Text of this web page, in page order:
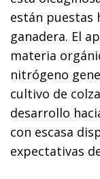
están puestas
ganadera. El
materia
nitrógeno
cultivo de
desarrollo
con escasa
expectativas